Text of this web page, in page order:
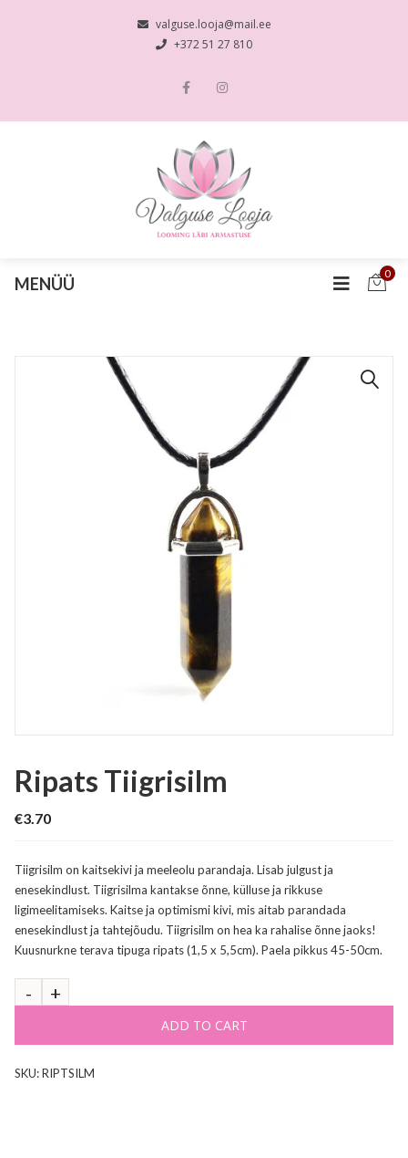
valguse.looja@mail.ee
+372 51 27 810
MENÜÜ
0
Ripats Tiigrisilm
€3.70
Tiigrisilm on kaitsekivi ja meeleolu parandaja. Lisab julgust ja
enesekindlust. Tiigrisilma kantakse õnne, külluse ja rikkuse
ligimeelitamiseks. Kaitse ja optimismi kivi, mis aitab parandada
enesekindlust ja tahtejõudu. Tiigrisilm on hea ka rahalise õnne jaoks!
Kuusnurkne terava tipuga ripats (1,5 x 5,5cm). Paela pikkus 45-50cm.
ADD TO CART
SKU:RIPTSILM